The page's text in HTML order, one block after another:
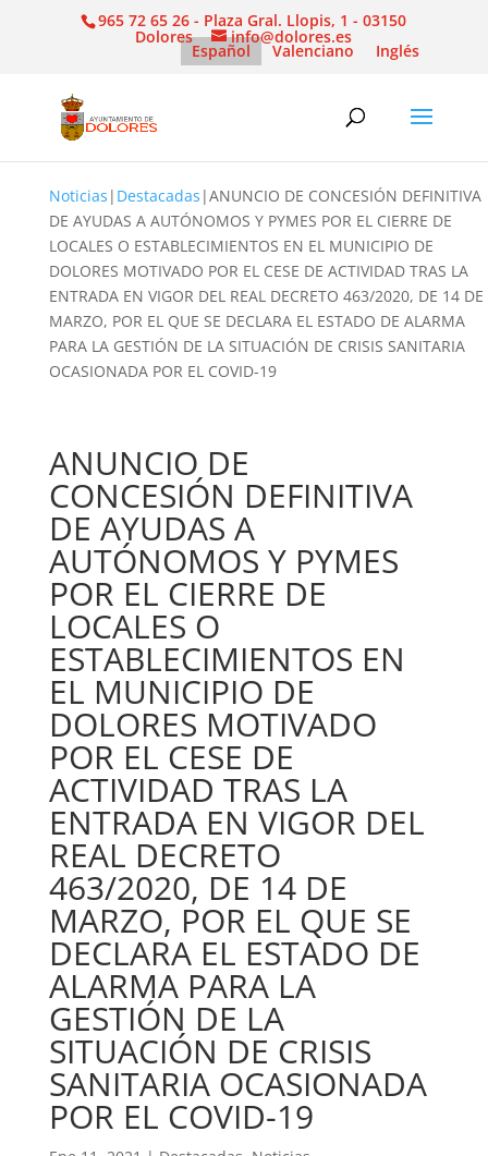
965 72 65 26 - Plaza Gral. Llopis, 1 - 03150
Dolores info@dolores.es
Español Valenciano Inglés
Noticias | Destacadas |ANUNCIO DE CONCESIÓN DEFINITIVA
DE AYUDAS A AUTÓNOMOS Y PYMES POR EL CIERRE DE
LOCALES O ESTABLECIMIENTOS EN EL MUNICIPIO DE
DOLORES MOTIVADO POR EL CESE DE ACTIVIDAD TRAS LA
ENTRADA EN VIGOR DEL REAL DECRETO 463/2020, DE 14 DE
MARZO, POR EL QUE SE DECLARA EL ESTADO DE ALARMA
PARA LA GESTIÓN DE LA SITUACIÓN DE CRISIS SANITARIA
OCASIONADA POR EL COVID-19
ANUNCIO DE
CONCESIÓN DEFINITIVA
DE AYUDAS A
AUTÓNOMOS Y PYMES
POR EL CIERRE DE
LOCALES O
ESTABLECIMIENTOS EN
EL MUNICIPIO DE
DOLORES MOTIVADO
POR EL CESE DE
ACTIVIDAD TRAS LA
ENTRADA EN VIGOR DEL
REAL DECRETO
463/2020, DE 14 DE
MARZO, POR EL QUE SE
DECLARA EL ESTADO DE
ALARMA PARA LA
GESTIÓN DE LA
SITUACIÓN DE CRISIS
SANITARIA OCASIONADA
POR EL COVID-19